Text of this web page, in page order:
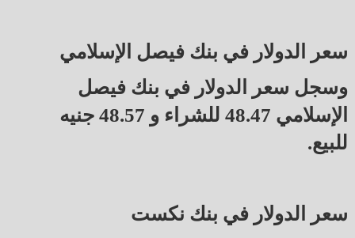
سعر الدولار في بنك فيصل الإسلامي
وسجل سعر الدولار في بنك فيصل
الإسلامي 48.47 للشراء و 48.57 جنيه
للبيع.
سعر الدولار في بنك نكست